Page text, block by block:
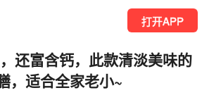
打开APP
还富含钙，此款清淡美味的
，适合全家老小~